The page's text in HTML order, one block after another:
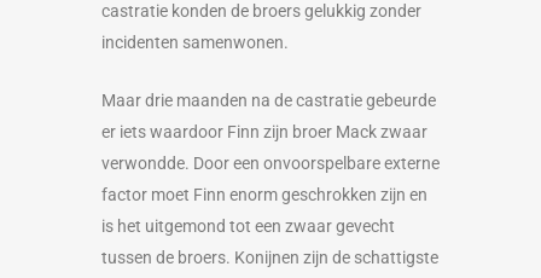
castratie konden de broers gelukkig zonder
incidenten samenwonen.
Maar drie maanden na de castratie gebeurde
er iets waardoor Finn zijn broer Mack zwaar
verwondde. Door een onvoorspelbare externe
factor moet Finn enorm geschrokken zijn en
is het uitgemond tot een zwaar gevecht
tussen de broers. Konijnen zijn de schattigste